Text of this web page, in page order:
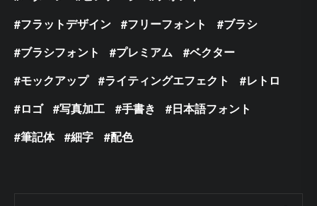
フラットデザイン
フリーフォント
ブラシ
ブラシフォント
プレミアム
ベクター
モックアップ
ライティングエフェクト
レトロ
ロゴ
写真加工 手書き
日本語フォント
筆記体
細字 配色